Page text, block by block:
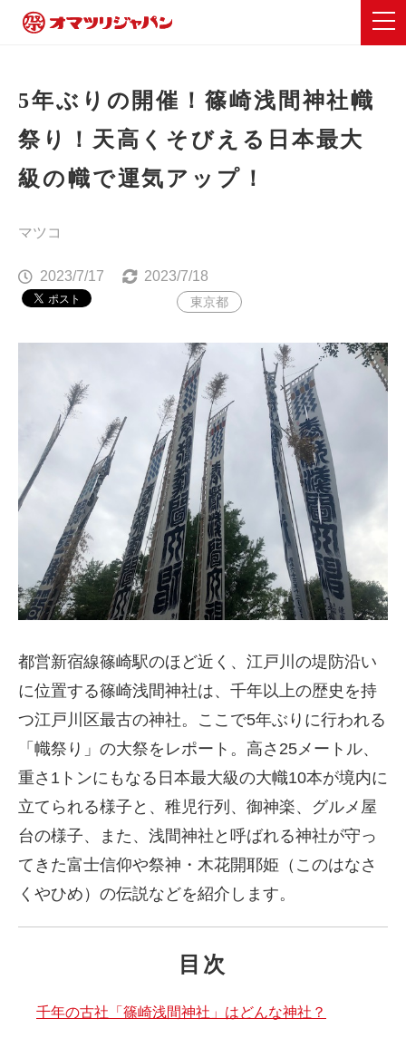
5年ぶりの開催！篠崎浅間神社幟
祭り！天高くそびえる日本最大
級の幟で運気アップ！
マツコ
2023/7/17 2023/7/18
東京都
都営新宿線篠崎駅のほど近く、江戸川の堤防沿い
に位置する篠崎浅間神社は、千年以上の歴史を持
つ江戸川区最古の神社。ここで5年ぶりに行われる
「幟祭り」の大祭をレポート。高さ25メートル、
重さ1トンにもなる日本最大級の大幟10本が境内に
立てられる様子と、稚児行列、御神楽、グルメ屋
台の様子、また、浅間神社と呼ばれる神社が守っ
てきた富士信仰や祭神・木花開耶姫（このはなさ
くやひめ）の伝説などを紹介します。
目次
千年の古社「篠崎浅間神社」はどんな神社？